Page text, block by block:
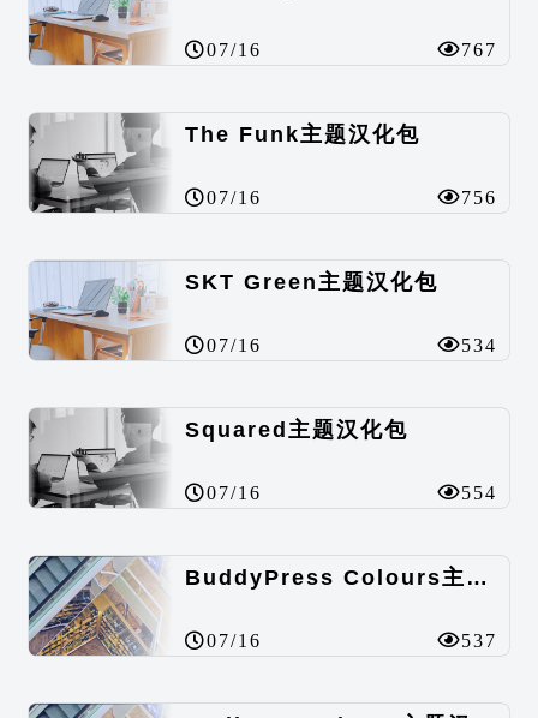
07/16 767
The Funk主题汉化包
07/16 756
SKT Green主题汉化包
07/16 534
Squared主题汉化包
07/16 554
BuddyPress Colours主题汉化包
07/16 537